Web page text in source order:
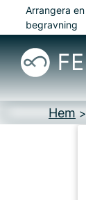
Arrangera en
begravning
Hem >